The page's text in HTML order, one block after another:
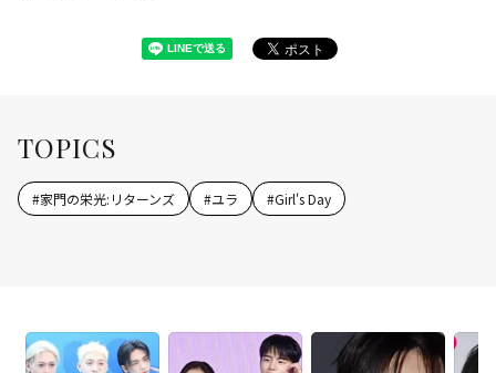
TOPICS
#家門の栄光:リターンズ #ユラ #Girl's Day